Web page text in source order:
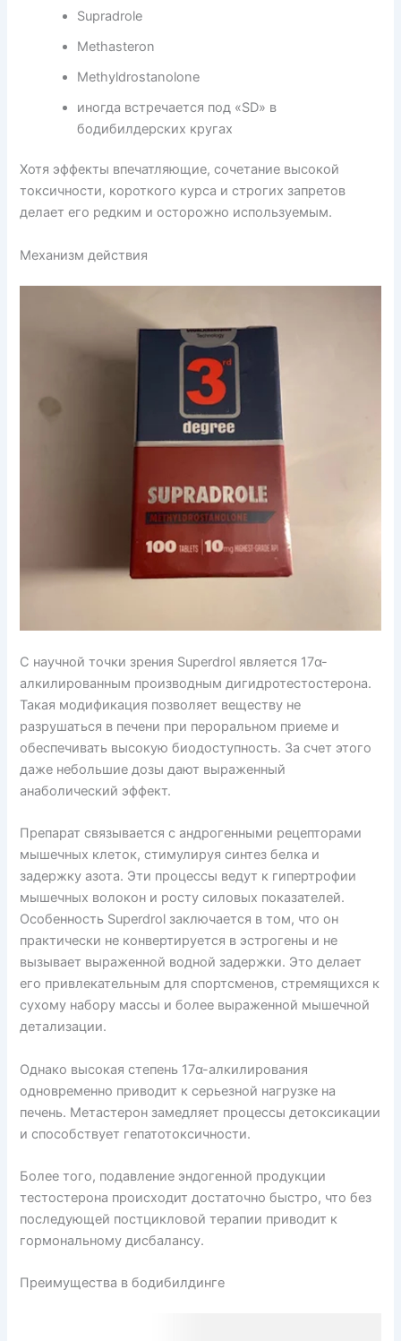
Supradrole
Methasteron
Methyldrostanolone
иногда встречается под «SD» в
бодибилдерских кругах
Хотя эффекты впечатляющие, сочетание высокой
токсичности, короткого курса и строгих запретов
делает его редким и осторожно используемым.
Механизм действия
С научной точки зрения Superdrol является 17α-
алкилированным производным дигидротестостерона.
Такая модификация позволяет веществу не
разрушаться в печени при пероральном приеме и
обеспечивать высокую биодоступность. За счет этого
даже небольшие дозы дают выраженный
анаболический эффект.
Препарат связывается с андрогенными рецепторами
мышечных клеток, стимулируя синтез белка и
задержку азота. Эти процессы ведут к гипертрофии
мышечных волокон и росту силовых показателей.
Особенность Superdrol заключается в том, что он
практически не конвертируется в эстрогены и не
вызывает выраженной водной задержки. Это делает
его привлекательным для спортсменов, стремящихся к
сухому набору массы и более выраженной мышечной
детализации.
Однако высокая степень 17α-алкилирования
одновременно приводит к серьезной нагрузке на
печень. Метастерон замедляет процессы детоксикации
и способствует гепатотоксичности.
Более того, подавление эндогенной продукции
тестостерона происходит достаточно быстро, что без
последующей постцикловой терапии приводит к
гормональному дисбалансу.
Преимущества в бодибилдинге